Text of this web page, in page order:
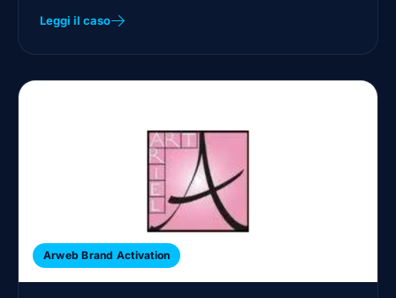
Leggi il caso
Arweb Brand Activation